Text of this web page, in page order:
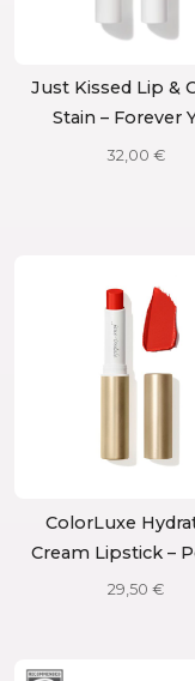
Just Kissed Lip &
Stain – Forever
32,00€
ColorLuxe
Cream Lipstick –
29,50€